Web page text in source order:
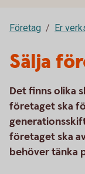
Företag Er
Sälja
Det finns olika
företaget ska
företaget ska
behöver tänka